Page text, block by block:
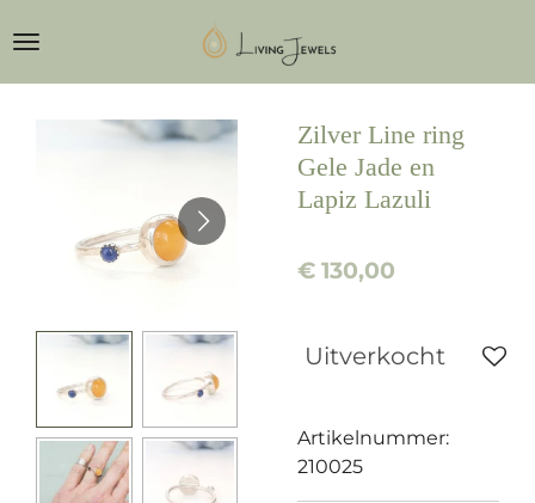
direct
naar
Zilver Line ring
Gele Jade en
Lapiz Lazuli
€ 130,00
Uitverkocht
Artikelnummer:
210025